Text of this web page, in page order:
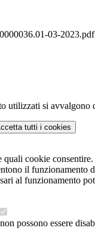
03-2023.pdf
utilizzati si
tutti i cookies
quali cookie consentire.
il funzionamento
al funzionamento
possono essere